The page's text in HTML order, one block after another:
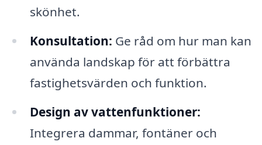
skönhet.
Konsultation: Ge råd om hur man kan
använda landskap för att förbättra
fastighetsvärden och funktion.
Design av vattenfunktioner:
Integrera dammar, fontäner och